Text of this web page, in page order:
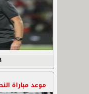
موعد مباراة